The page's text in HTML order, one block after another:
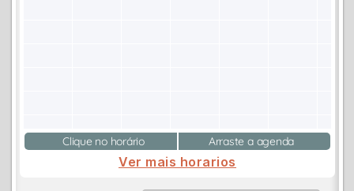
Clique no horário Arraste a agenda
Ver mais horarios